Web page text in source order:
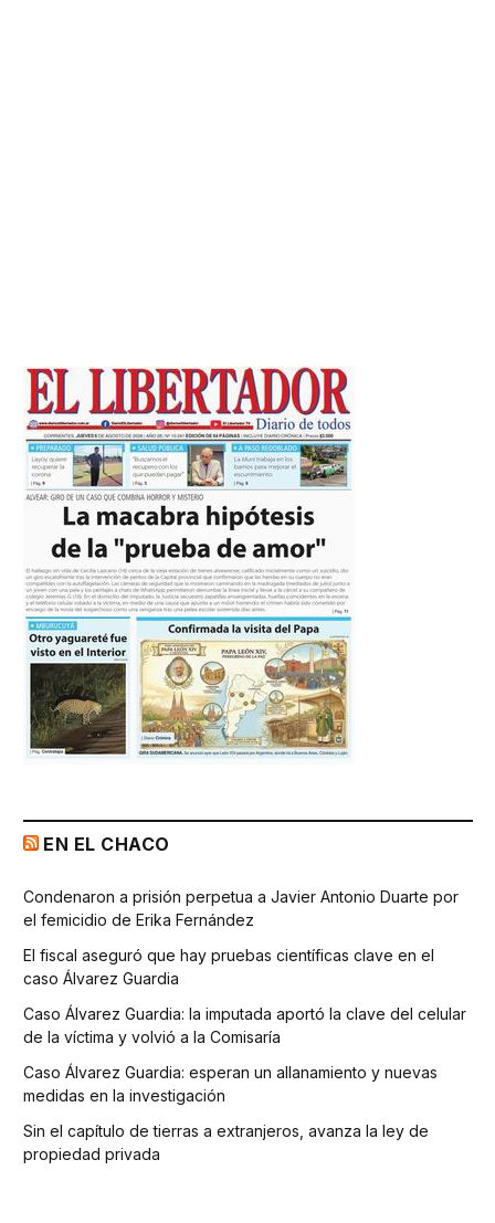
EN EL CHACO
Condenaron a prisión perpetua a Javier Antonio Duarte por
el femicidio de Erika Fernández
El fiscal aseguró que hay pruebas científicas clave en el
caso Álvarez Guardia
Caso Álvarez Guardia: la imputada aportó la clave del celular
de la víctima y volvió a la Comisaría
Caso Álvarez Guardia: esperan un allanamiento y nuevas
medidas en la investigación
Sin el capítulo de tierras a extranjeros, avanza la ley de
propiedad privada